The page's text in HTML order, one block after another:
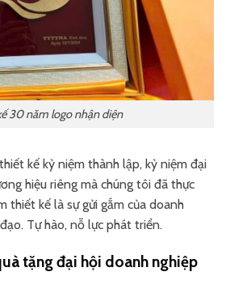
30 năm logo nhận diện
kế kỷ niệm thành lập, kỷ niệm đại
hiệu riêng mà chúng tôi đã thực
thiết kế là sự gửi gắm của doanh
Tự hào, nỗ lực phát triển.
tặng đại hội doanh nghiệp